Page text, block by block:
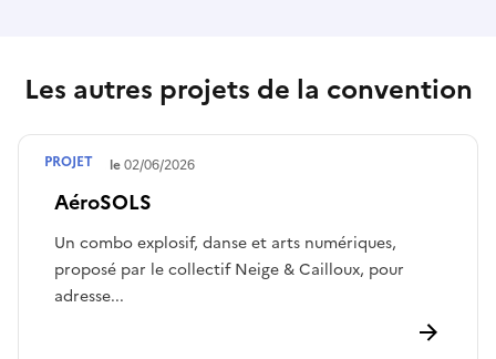
Les autres projets de la convention
AéroSOLS
Un combo explosif, danse et arts numériques,
proposé par le collectif Neige & Cailloux, pour
adresse...
Terminé le02/06/2026
PROJET